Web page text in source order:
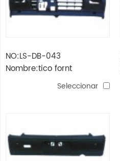
NO:LS-DB-043
Nombre:tico fornt
Seleccionar